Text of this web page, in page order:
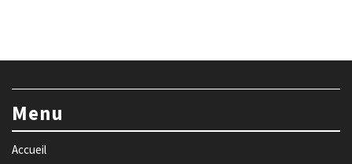
Menu
Accueil